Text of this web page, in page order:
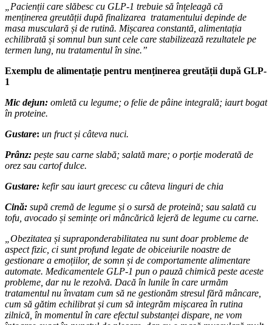
„Pacienții care slăbesc cu GLP-1 trebuie să înțeleagă că
menținerea greutății după finalizarea tratamentului depinde de
masa musculară și de rutină. Mișcarea constantă, alimentația
echilibrată și somnul bun sunt cele care stabilizează rezultatele pe
termen lung, nu tratamentul în sine.”
Exemplu de alimentație pentru menținerea greutății după GLP-
1
Mic dejun: omletă cu legume; o felie de pâine integrală; iaurt bogat
în proteine.
Gustare: un fruct și câteva nuci.
Prânz: pește sau carne slabă; salată mare; o porție moderată de
orez sau cartof dulce.
Gustare: kefir sau iaurt grecesc cu câteva linguri de chia
Cină: supă cremă de legume și o sursă de proteină; sau salată cu
tofu, avocado și semințe ori mâncărică lejeră de legume cu carne.
„Obezitatea și supraponderabilitatea nu sunt doar probleme de
aspect fizic, ci sunt profund legate de obiceiurile noastre de
gestionare a emoțiilor, de somn și de comportamente alimentare
automate. Medicamentele GLP-1 pun o pauză chimică peste aceste
probleme, dar nu le rezolvă. Dacă în lunile în care urmăm
tratamentul nu învatam cum să ne gestionăm stresul fără mâncare,
cum să gătim echilibrat și cum să integrăm mișcarea în rutina
zilnică, în momentul în care efectul substanței dispare, ne vom